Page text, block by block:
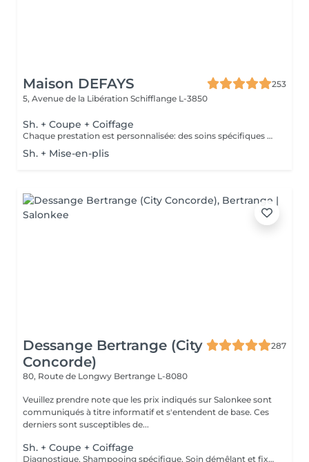
Maison DEFAYS
253
5, Avenue de la Libération Schifflange L-3850
Sh. + Coupe + Coiffage
Chaque prestation est personnalisée: des soins spécifiques peuvent être proposés selon les besoins de votre cuir chevelu et de vos cheveux et seront facturés en supplément.
Sh. + Mise-en-plis
Dessange Bertrange (City
Concorde)
287
80, Route de Longwy Bertrange L-8080
Veuillez prendre note que les prix indiqués sur Salonkee sont
communiqués à titre informatif et s'entendent de base. Ces
derniers sont susceptibles de...
Sh. + Coupe + Coiffage
Diagnostique, Shampooing spécifique, Soin démêlant et fixation inclus. Veuillez prendre note que les prix indiqués sur Salonkee sont communiqués à titre informatif et s'entendent de base. Ces derniers sont susceptibles de varier selon le diagnostic réalisé à votre arrivée au salon et l'expertise du professionnel à qui vous confiez votre beauté. Dans tous les cas, un devis précis vous sera proposé et toutes réalisations de prestations seront effectuées avec votre accord.